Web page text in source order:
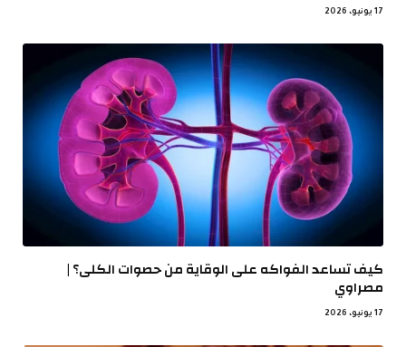
17 يونيو، 2026
كيف تساعد الفواكه على الوقاية من حصوات الكلى؟ |
مصراوي
17 يونيو، 2026